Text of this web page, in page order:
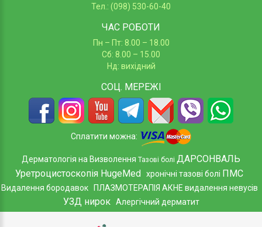
Тел.: (098) 530-60-40
ЧАС РОБОТИ
Пн – Пт: 8.00 – 18.00
Сб: 8.00 – 15.00
Нд: вихідний
СОЦ. МЕРЕЖІ
Сплатити можна:
Дерматологія на Визволення Тазові болі ДАРСОНВАЛЬ
Уретроцистоскопія HugeMed
хронічні тазові болі ПМС
Видалення бородавок ПЛАЗМОТЕРАПІЯ АКНЕ видалення невусів
УЗД нирок Алергічний дерматит